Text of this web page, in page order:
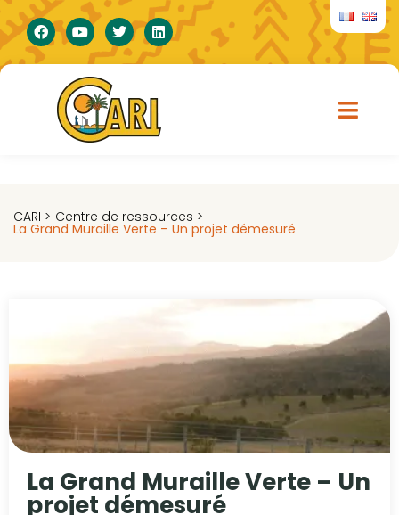
CARI > Centre de ressources >
La Grand Muraille Verte – Un projet démesuré
La Grand Muraille Verte – Un
projet démesuré